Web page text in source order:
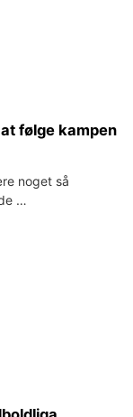
følge kampen
noget så
…